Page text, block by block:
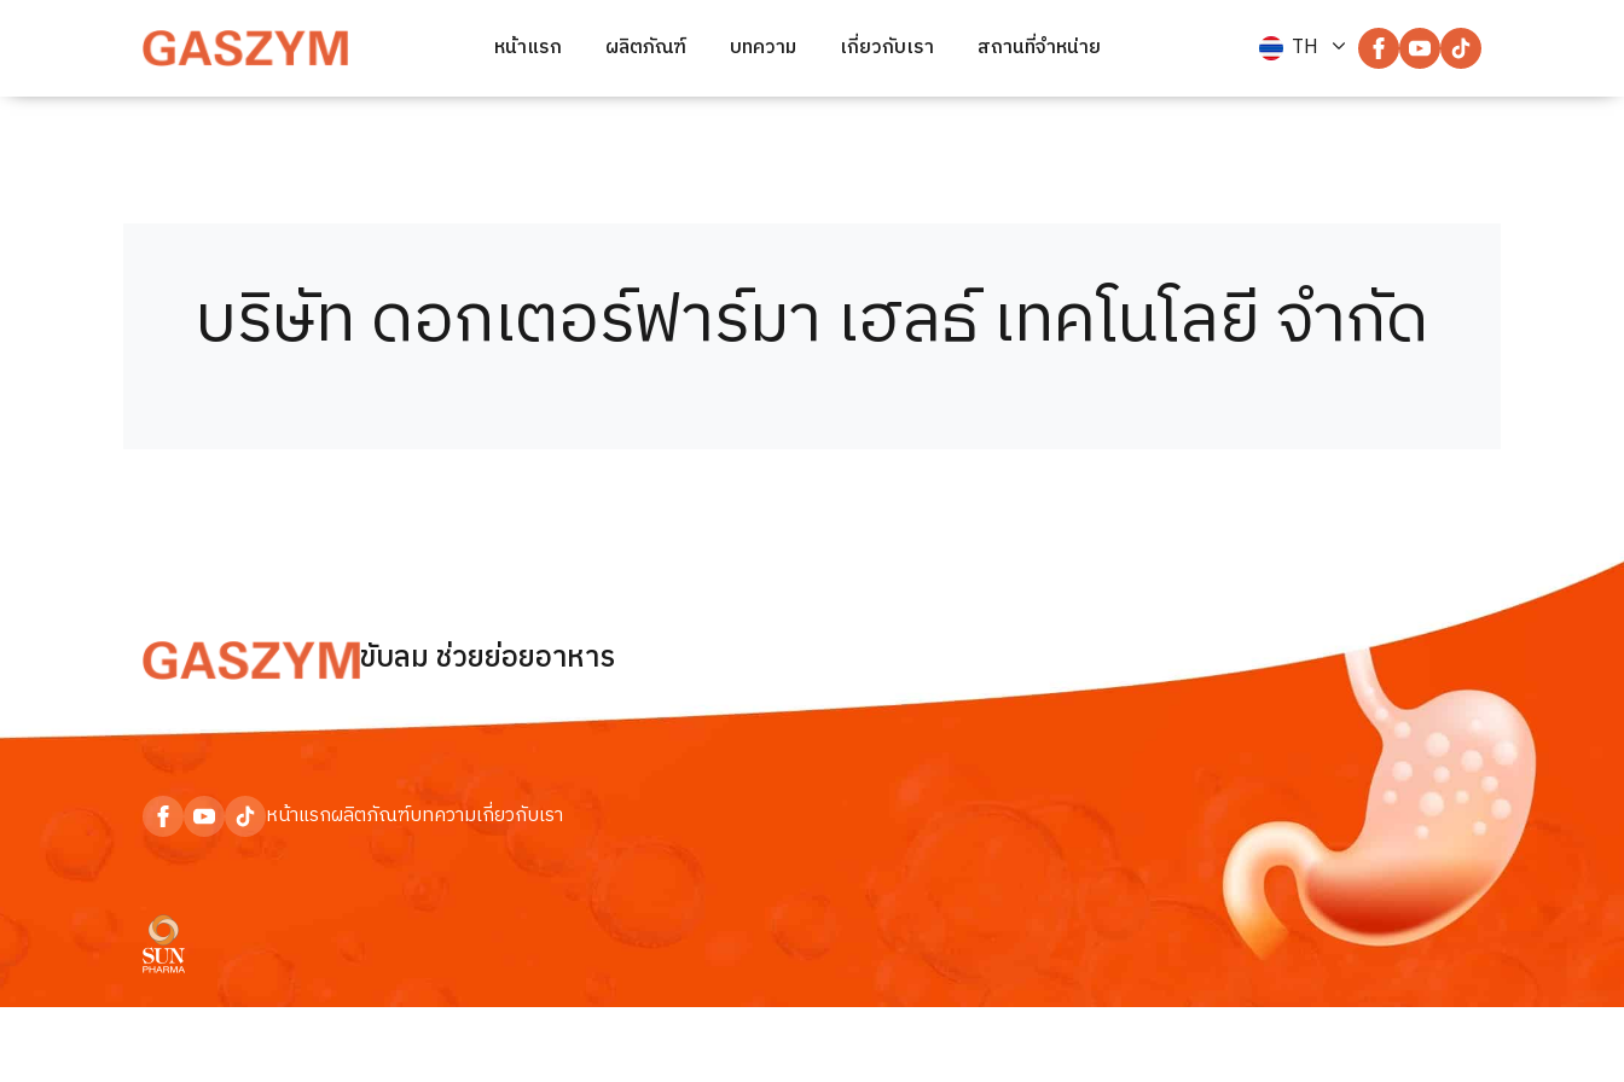
หน้าแรก ผลิตภัณฑ์ บทความ เกี่ยวกับเรา สถานที่จำหน่าย TH
บริษัท ดอกเตอร์ฟาร์มา เฮลธ์ เทคโนโลยี จำกัด
ขับลม ช่วยย่อยอาหาร
หน้าแรกผลิตภัณฑ์บทความเกี่ยวกับเรา